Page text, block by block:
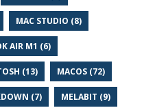
MAC STUDIO (8)
AIR M1 (6)
(13) MACOS (72)
(7) MELABIT (9)